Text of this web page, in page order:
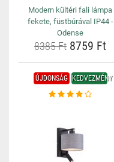
Modern kültéri fali lámpa
fekete, füstbúrával IP44 -
Odense
8385 Ft 8759 Ft
ÚJDONSÁG KEDVEZMÉNY